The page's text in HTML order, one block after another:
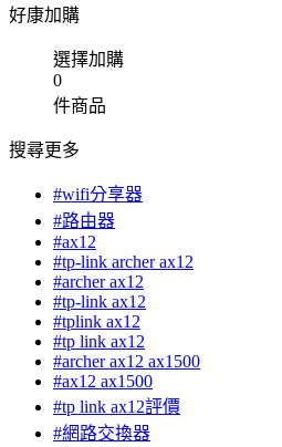
好康加購
選擇加購
0
件商品
搜尋更多
#wifi分享器
#路由器
#ax12
#tp-link archer ax12
#archer ax12
#tp-link ax12
#tplink ax12
#tp link ax12
#archer ax12 ax1500
#ax12 ax1500
#tp link ax12評價
#網路交換器